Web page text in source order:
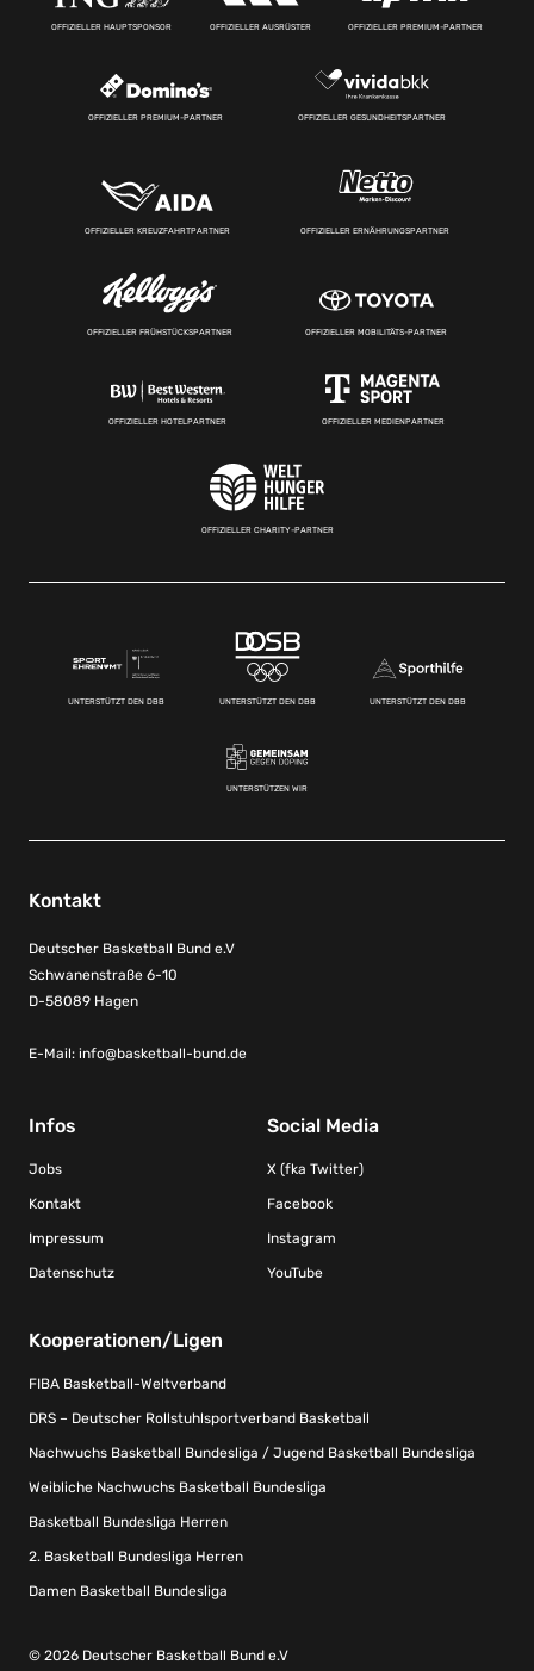
OFFIZIELLER HAUPTSPONSOR OFFIZIELLER AUSRÜSTER OFFIZIELLER PREMIUM-PARTNER
OFFIZIELLER PREMIUM-PARTNER OFFIZIELLER GESUNDHEITSPARTNER
OFFIZIELLER KREUZFAHRTPARTNER OFFIZIELLER ERNÄHRUNGSPARTNER
OFFIZIELLER FRÜHSTÜCKSPARTNER OFFIZIELLER MOBILITÄTS-PARTNER
OFFIZIELLER HOTELPARTNER OFFIZIELLER MEDIENPARTNER
OFFIZIELLER CHARITY-PARTNER
UNTERSTÜTZT DEN DBB UNTERSTÜTZT DEN DBB UNTERSTÜTZT DEN DBB
UNTERSTÜTZEN WIR
Kontakt
Deutscher Basketball Bund e.V
Schwanenstraße 6-10
D-58089 Hagen
E-Mail: info@basketball-bund.de
Infos
Jobs
Kontakt
Impressum
Datenschutz
Social Media
X (fka Twitter)
Facebook
Instagram
YouTube
Kooperationen/Ligen
FIBA Basketball-Weltverband
DRS – Deutscher Rollstuhlsportverband Basketball
Nachwuchs Basketball Bundesliga / Jugend Basketball Bundesliga
Weibliche Nachwuchs Basketball Bundesliga
Basketball Bundesliga Herren
2. Basketball Bundesliga Herren
Damen Basketball Bundesliga
© 2026 Deutscher Basketball Bund e.V